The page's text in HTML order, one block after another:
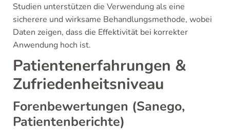
Studien unterstützen die Verwendung als eine
sicherere und wirksame Behandlungsmethode, wobei
Daten zeigen, dass die Effektivität bei korrekter
Anwendung hoch ist.
Patientenerfahrungen &
Zufriedenheitsniveau
Forenbewertungen (Sanego,
Patientenberichte)